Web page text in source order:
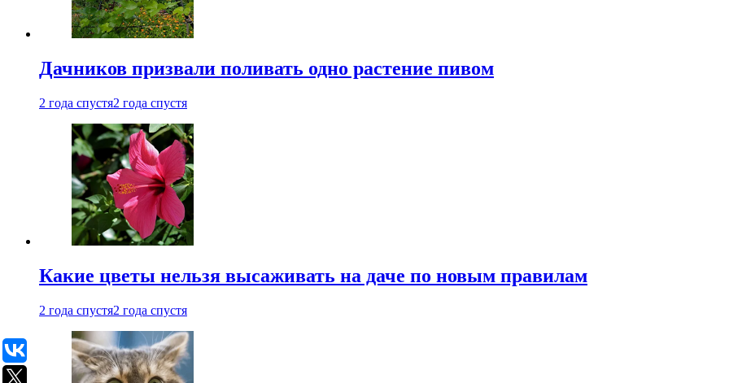
Дачников призвали поливать одно растение пивом
2 года спустя2 года спустя
Какие цветы нельзя высаживать на даче по новым правилам
2 года спустя2 года спустя